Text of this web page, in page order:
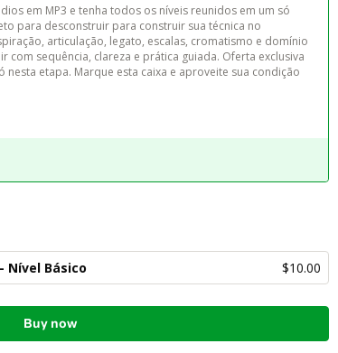
em MP3 e tenha todos os níveis reunidos em um só
para desconstruir para construir sua técnica no
articulação, legato, escalas, cromatismo e domínio
com sequência, clareza e prática guiada. Oferta exclusiva
nesta etapa. Marque esta caixa e aproveite sua condição
Nível Básico $10.00
Buy now